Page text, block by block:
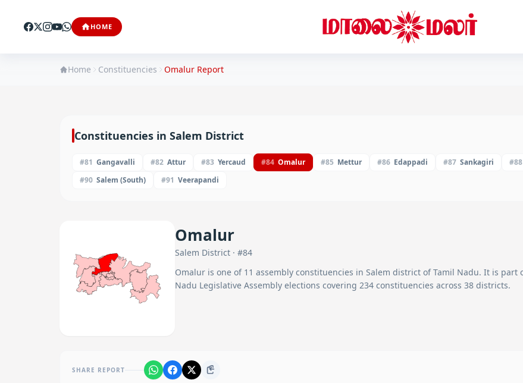
HOME
Home Constituencies Omalur Report
Constituencies in Salem District
#81 Gangavalli #82 Attur #83 Yercaud #84 Omalur #85 Mettur #86 Edappadi #87 Sankagiri #88
#90 Salem (South) #91 Veerapandi
Omalur
Salem District · #84
Omalur is one of 11 assembly constituencies in Salem district of Tamil Nadu. It is part
Nadu Legislative Assembly elections covering 234 constituencies across 38 districts.
SHARE REPORT